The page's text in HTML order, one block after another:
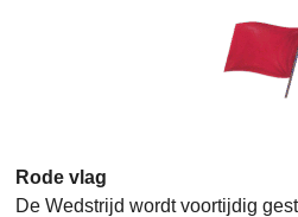
Rode vlag
De Wedstrijd wordt voortijdig